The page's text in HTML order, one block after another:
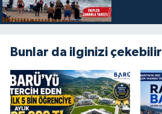
Bunlar da ilginizi çekebilir